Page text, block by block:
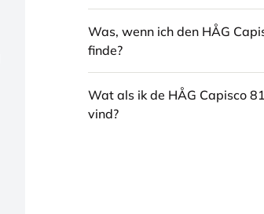
Was, wenn ich den HÅG
finde?
Wat als ik de HÅG Capisco
vind?